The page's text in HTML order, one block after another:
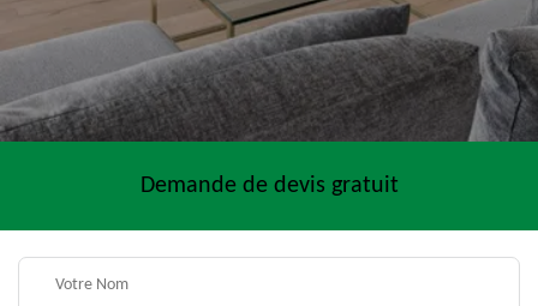
Demande de devis gratuit